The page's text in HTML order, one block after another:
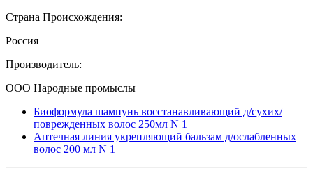
Страна Происхождения:
Россия
Производитель:
ООО Народные промыслы
Биоформула шампунь восстанавливающий д/сухих/
поврежденных волос 250мл N 1
Аптечная линия укрепляющий бальзам д/ослабленных
волос 200 мл N 1